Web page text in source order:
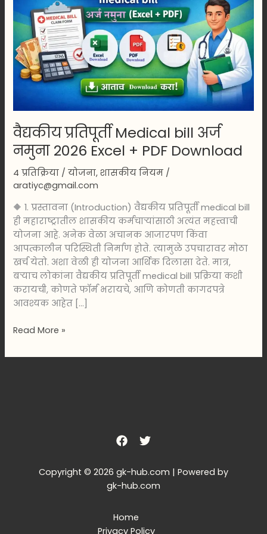
वैद्यकीय प्रतिपूर्ती Medical bill अर्ज
नमुना 2026 Excel + PDF Download
4 प्रतिक्रिया /योजना,शासकीय नियम /
aratiyc@gmail.com
🔶 1. प्रस्तावना (Introduction) वैद्यकीय प्रतिपूर्ती medical bill
ही महाराष्ट्रातील शासकीय कर्मचाऱ्यांसाठी अत्यंत महत्त्वाची
योजना आहे. अनेक वेळा अचानक आजारपण किंवा
आपत्कालीन परिस्थिती निर्माण होते. त्यामुळे उपचारावर मोठा
खर्च येतो. अशा वेळी ही योजना आर्थिक दिलासा देते. मात्र,
बऱ्याच लोकांना वैद्यकीय प्रतिपूर्ती medical bill प्रक्रिया कशी
करायची, कोणते फॉर्म भरायचे, आणि कोणती कागदपत्रे
आवश्यक आहेत […]
अर्ज
नमुना
2026
Excel
+
PDF
Read More »
Copyright © 2026 gk-hub.com | Powered by
gk-hub.com
Home
Privacy Policy